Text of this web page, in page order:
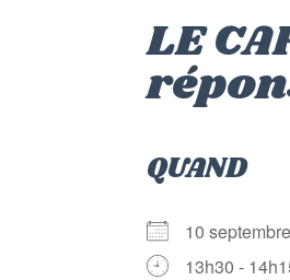
LE
QUAND
10
13h30 -